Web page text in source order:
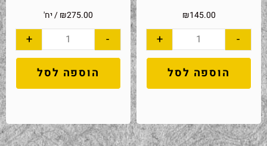
₪145.00
-
+
הוספה לסל
₪275.00 / יח'
-
+
הוספה לסל